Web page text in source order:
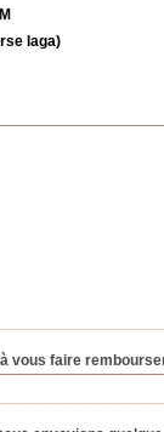
laga)
vous faire